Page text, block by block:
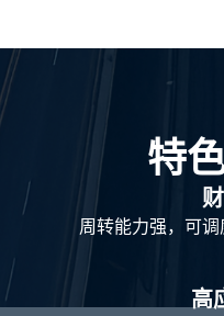
特
周转能力强，可调
高